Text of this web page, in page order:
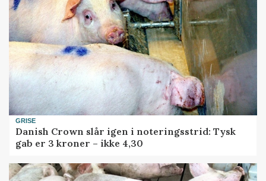
GRISE
Danish Crown slår igen i noteringsstrid: Tysk
gab er 3 kroner – ikke 4,30